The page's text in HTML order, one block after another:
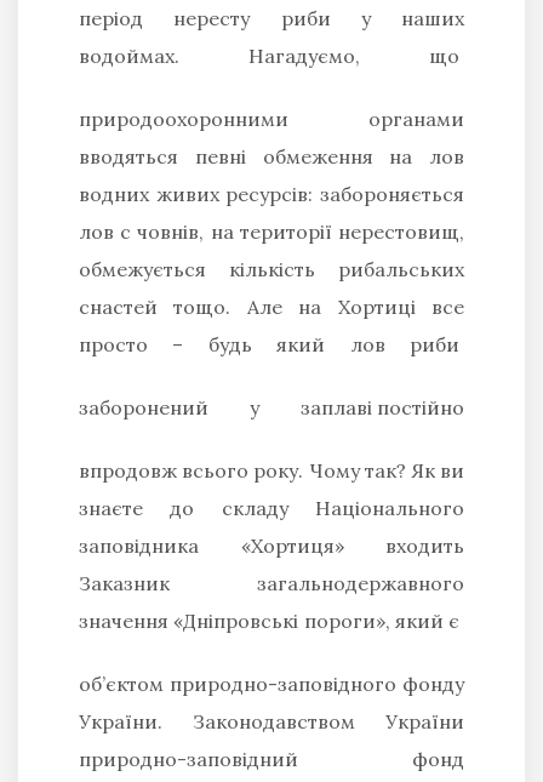
період нересту риби у наших
водоймах. Нагадуємо, що
природоохоронними органами
вводяться певні обмеження на лов
водних живих ресурсів: забороняється
лов с човнів, на території нерестовищ,
обмежується кількість рибальських
снастей тощо. Але на Хортиці все
просто – будь який лов риби
заборонений у заплаві постійно
впродовж всього року. Чому так? Як ви
знаєте до складу Національного
заповідника «Хортиця» входить
Заказник загальнодержавного
значення «Дніпровські пороги», який є
об’єктом природно-заповідного фонду
України. Законодавством України
природно-заповідний фонд